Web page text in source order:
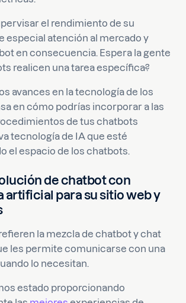
el rendimiento de su
especial atención al mercado y
en consecuencia. Espera la gente
realicen una tarea específica?
avances en la tecnología de los
en cómo podrías incorporar a las
de tus chatbots
tecnología de IA que esté
el espacio de los chatbots.
de chatbot con
artificial para su sitio web y
la mezcla de chatbot y chat
les permite comunicarse con una
lo necesitan.
estado proporcionando